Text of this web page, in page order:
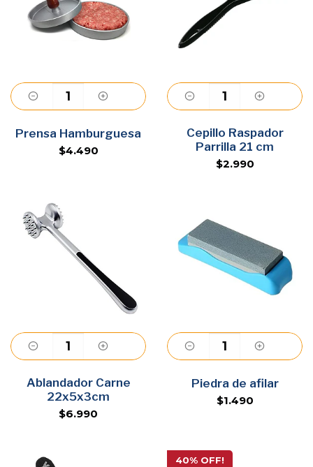
Agregar
Prensa Hamburguesa
$4.490
Agregar
Cepillo Raspador
Parrilla 21 cm
$2.990
Agregar
Ablandador Carne
22x5x3cm
$6.990
Agregar
Piedra de afilar
$1.490
40% OFF!